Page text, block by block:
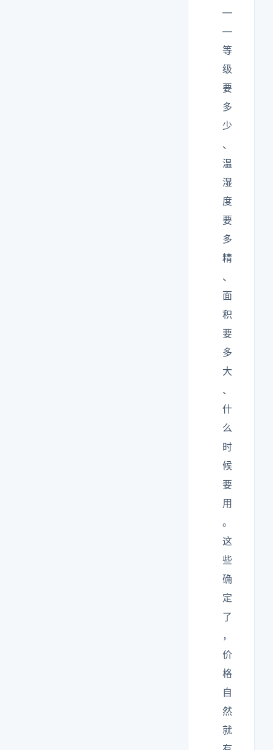
—
—
等
级
要
多
少
、
温
湿
度
要
多
精
、
面
积
要
多
大
、
什
么
时
候
要
用
。
这
些
确
定
了
，
价
格
自
然
就